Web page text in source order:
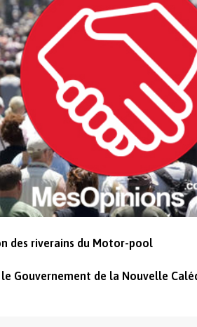
des riverains du Motor-pool
Gouvernement de la Nouvelle